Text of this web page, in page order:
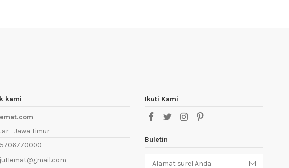
kami
- Jawa Timur
Ikuti Kami
Buletin